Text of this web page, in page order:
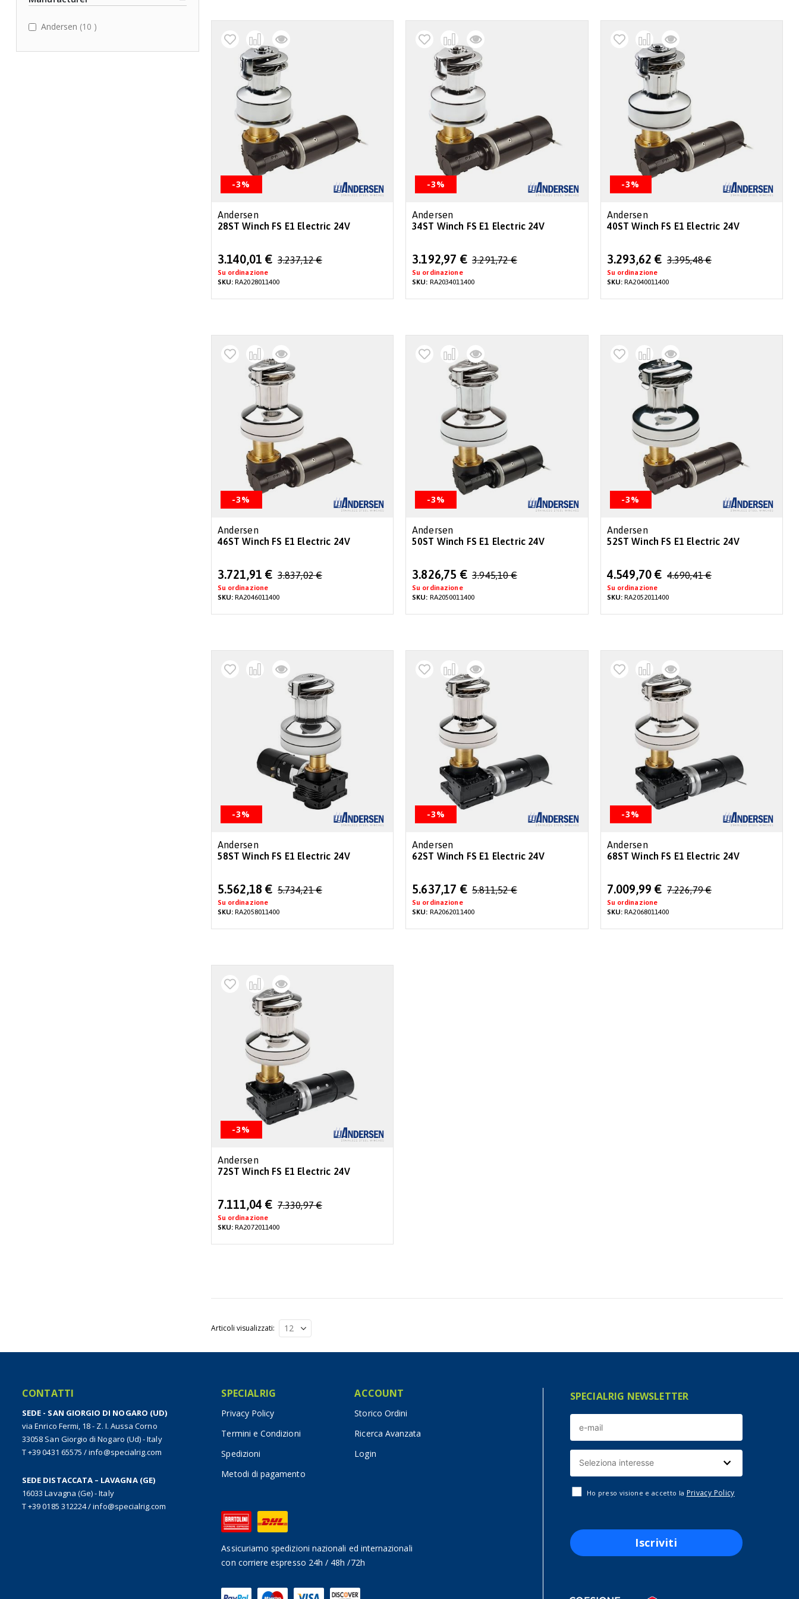
-3%
Andersen
28ST Winch FS E1 Electric 24V
Special
Price
3.140,01 € 3.237,12 €
Su ordinazione
SKU:RA2028011400
-3%
Andersen
34ST Winch FS E1 Electric 24V
Special
Price
3.192,97 € 3.291,72 €
Su ordinazione
SKU: RA2034011400
-3%
Andersen
40ST Winch FS E1 Electric 24V
Special
Price
3.293,62 € 3.395,48 €
Su ordinazione
SKU:RA2040011400
-3%
Andersen
46ST Winch FS E1 Electric 24V
Special
Price
3.721,91 € 3.837,02 €
Su ordinazione
SKU:RA2046011400
-3%
Andersen
50ST Winch FS E1 Electric 24V
Special
Price
3.826,75 € 3.945,10 €
Su ordinazione
SKU: RA2050011400
-3%
Andersen
52ST Winch FS E1 Electric 24V
Special
Price
4.549,70 € 4.690,41 €
Su ordinazione
SKU:RA2052011400
-3%
Andersen
58ST Winch FS E1 Electric 24V
Special
Price
5.562,18 € 5.734,21 €
Su ordinazione
SKU:RA2058011400
-3%
Andersen
62ST Winch FS E1 Electric 24V
Special
Price
5.637,17 € 5.811,52 €
Su ordinazione
SKU: RA2062011400
-3%
Andersen
68ST Winch FS E1 Electric 24V
Special
Price
7.009,99 € 7.226,79 €
Su ordinazione
SKU:RA2068011400
-3%
Andersen
72ST Winch FS E1 Electric 24V
Special
Price
7.111,04 € 7.330,97 €
Su ordinazione
SKU:RA2072011400
Articoli visualizzati
Andersen 10 items
CONTATTI
SEDE - SAN GIORGIO DI NOGARO (UD)
via Enrico Fermi, 18 - Z. I. Aussa Corno
33058 San Giorgio di Nogaro (Ud) - Italy
T +39 0431 65575 /info@specialrig.com
SEDE DISTACCATA – LAVAGNA (GE)
16033 Lavagna (Ge) - Italy
T +39 0185 312224/info@specialrig.com
SPECIALRIG
Privacy Policy
Termini e Condizioni
Spedizioni
Metodi di pagamento
ACCOUNT
Storico Ordini
Ricerca Avanzata
Login
Assicuriamo spedizioni nazionali ed internazionali
con corriere espresso 24h / 48h /72h
SPECIALRIG NEWSLETTER
Ho preso visione e accetto la Privacy Policy
Iscriviti